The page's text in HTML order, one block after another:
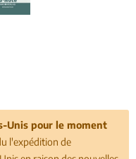
Unis pour le moment
l'expédition de